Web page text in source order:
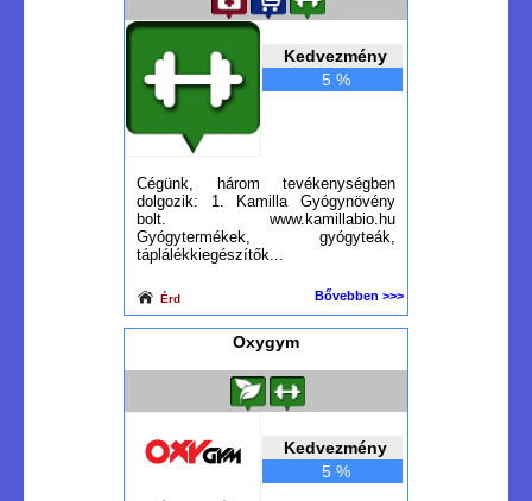
Kedvezmény
5 %
Cégünk, három tevékenységben
dolgozik: 1. Kamilla Gyógynövény
bolt. www.kamillabio.hu
Gyógytermékek, gyógyteák,
táplálékkiegészítők...
Érd Bővebben >>>
Oxygym
Kedvezmény
5 %